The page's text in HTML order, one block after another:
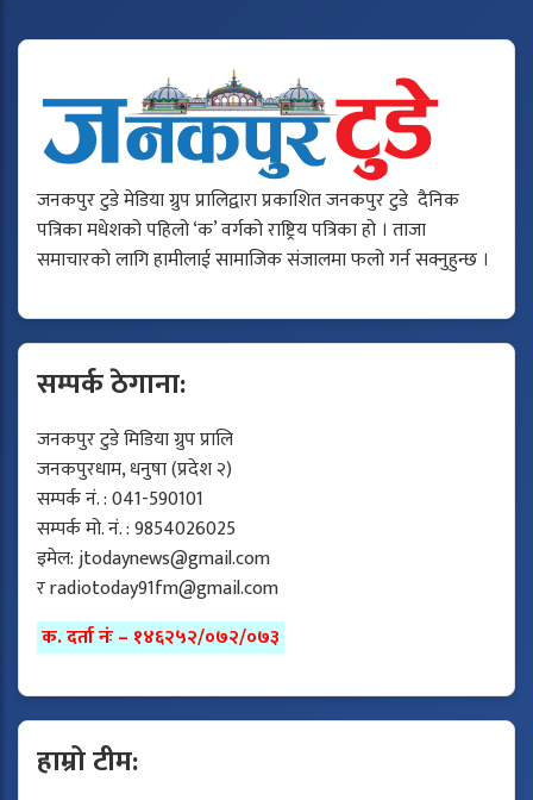
जनकपुर टुडे मेडिया ग्रुप प्रालिद्वारा प्रकाशित जनकपुर टुडे दैनिक
पत्रिका मधेशको पहिलो ‘क’ वर्गको राष्ट्रिय पत्रिका हो । ताजा
समाचारको लागि हामीलाई सामाजिक संजालमा फलो गर्न सक्नुहुन्छ ।
सम्पर्क ठेगाना:
जनकपुर टुडे मिडिया ग्रुप प्रालि
जनकपुरधाम, धनुषा (प्रदेश २)
सम्पर्क नं. : 041-590101
सम्पर्क मो. नं. : 9854026025
इमेल:jtodaynews@gmail.com
रradiotoday91fm@gmail.com
क. दर्ता नंः – १४६२५२/०७२/०७३
हाम्रो टीम: